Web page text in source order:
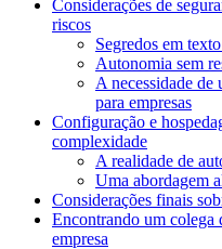
Considerações de
riscos
Segredos em
Autonomia sem
A necessidade
para empresas
Configuração e
complexidade
A realidade de
Uma abordagem
Considerações finais
Encontrando um colega
empresa